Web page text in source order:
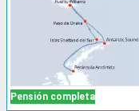
Pensión completa